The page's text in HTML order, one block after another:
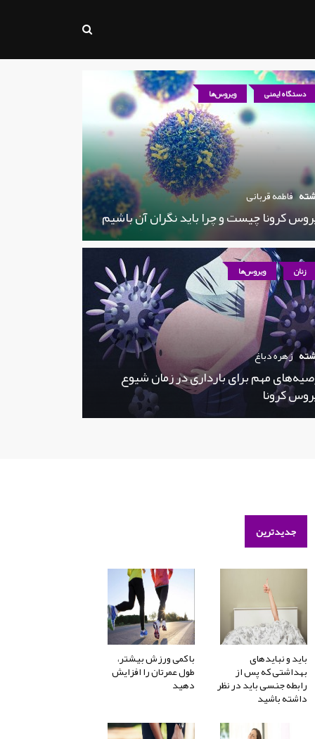
دستگاه ایمنی ویروس‌ها
فاطمه قربانی
کرونا چیست و چرا باید نگران آن باشیم
زنان ویروس‌ها
زهره دباغ
مهم برای بارداری در زمان شیوع
کرونا
جدیدترین
باید و نبایدهای
بهداشتی که پس از
رابطه جنسی باید در نظر
داشته باشید
با کمی ورزش بیشتر،
طول عمرتان را افزایش
دهید